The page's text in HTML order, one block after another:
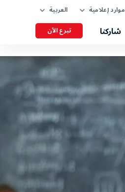
موارد إعلامية العربية
شاركنا تبرع الآن